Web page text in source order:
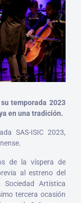
temporada 2023
en una tradición.
SAS-ISIC 2023,
de la víspera de
al estreno del
Sociedad Artística
tercera ocasión